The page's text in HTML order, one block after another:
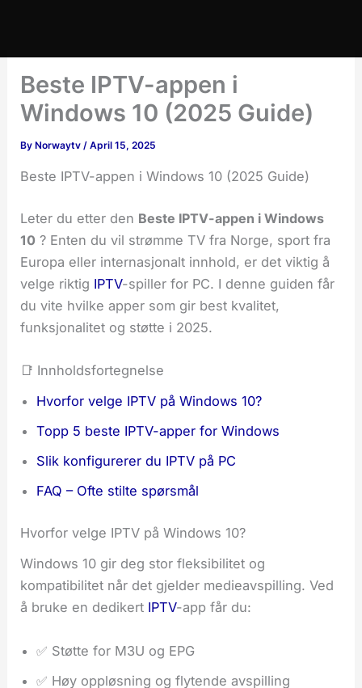
Beste IPTV-appen i
Windows 10 (2025 Guide)
ByNorwaytv /April 15, 2025
Beste IPTV-appen i Windows 10 (2025 Guide)
Leter du etter den Beste IPTV-appen i Windows
10 ? Enten du vil strømme TV fra Norge, sport fra
Europa eller internasjonalt innhold, er det viktig å
velge riktig IPTV-spiller for PC. I denne guiden får
du vite hvilke apper som gir best kvalitet,
funksjonalitet og støtte i 2025.
📑 Innholdsfortegnelse
Hvorfor velge IPTV på Windows 10?
Topp 5 beste IPTV-apper for Windows
Slik konfigurerer du IPTV på PC
FAQ – Ofte stilte spørsmål
Hvorfor velge IPTV på Windows 10?
Windows 10 gir deg stor fleksibilitet og
kompatibilitet når det gjelder medieavspilling. Ved
å bruke en dedikert IPTV-app får du:
✅ Støtte for M3U og EPG
✅ Høy oppløsning og flytende avspilling